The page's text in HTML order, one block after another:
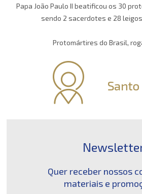
Papa João Paulo II beatificou os 30
sendo 2 sacerdotes e 28
Protomártires do Brasil,
Quer receber nossos
materiais e